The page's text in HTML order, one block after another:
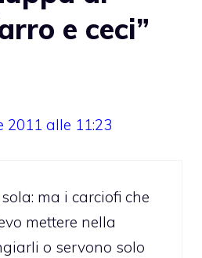
e ceci”
2011 alle 11:23
ma i carciofi che
mettere nella
o servono solo